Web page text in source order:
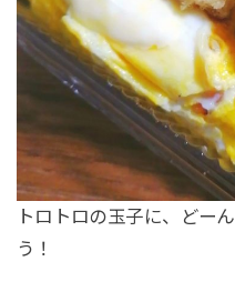
トロトロの玉子に、どー
う！